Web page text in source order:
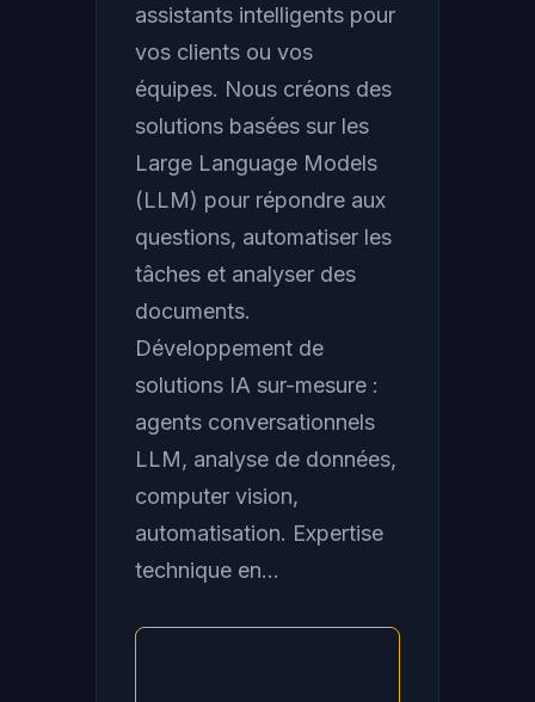
assistants intelligents pour
vos clients ou vos
équipes. Nous créons des
solutions basées sur les
Large Language Models
(LLM) pour répondre aux
questions, automatiser les
tâches et analyser des
documents.
Développement de
solutions IA sur-mesure :
agents conversationnels
LLM, analyse de données,
computer vision,
automatisation. Expertise
technique en...